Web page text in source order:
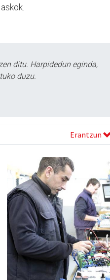
ditu. Harpidedun eginda,
duzu.
Erantzun